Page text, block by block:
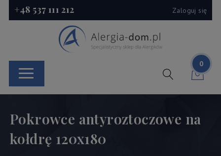
+48 537 111 212 Zaloguj się
0
Pokrowce antyroztoczowe na
kołdrę 120x180